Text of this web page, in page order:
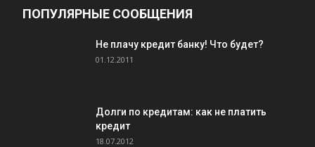
ПОПУЛЯРНЫЕ СООБЩЕНИЯ
Не плачу кредит банку! Что будет?
01.12.2011
Долги по кредитам: как не платить
кредит
18.07.2012